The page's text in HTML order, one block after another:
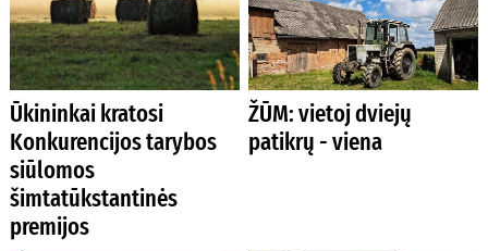
Ūkininkai kratosi
Konkurencijos tarybos
siūlomos
šimtatūkstantinės
premijos
ŽŪM: vietoj dviejų
patikrų - viena